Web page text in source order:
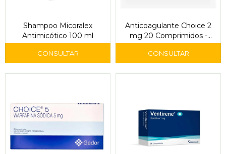
Shampoo Micoralex
Antimicótico 100 ml
Anticoagulante Choice 2
mg 20 Comprimidos -
Gador